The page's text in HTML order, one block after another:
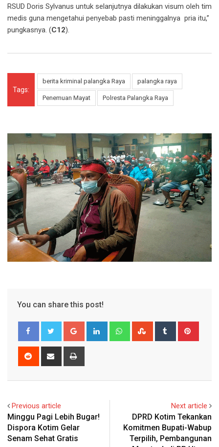
RSUD Doris Sylvanus untuk selanjutnya dilakukan visum oleh tim
medis guna mengetahui penyebab pasti meninggalnya pria itu,”
pungkasnya. (C12).
Tags:
berita kriminal palangka Raya palangka raya
Penemuan Mayat Polresta Palangka Raya
You can share this post!
Google+ LinkedIn WhatsappStumbleUpon
Tumblr
Reddit
Share
Previous article
Minggu Pagi Lebih Bugar!
Dispora Kotim Gelar
Senam Sehat Gratis
Next article
DPRD Kotim Tekankan
Komitmen Bupati-Wabup
Terpilih, Pembangunan